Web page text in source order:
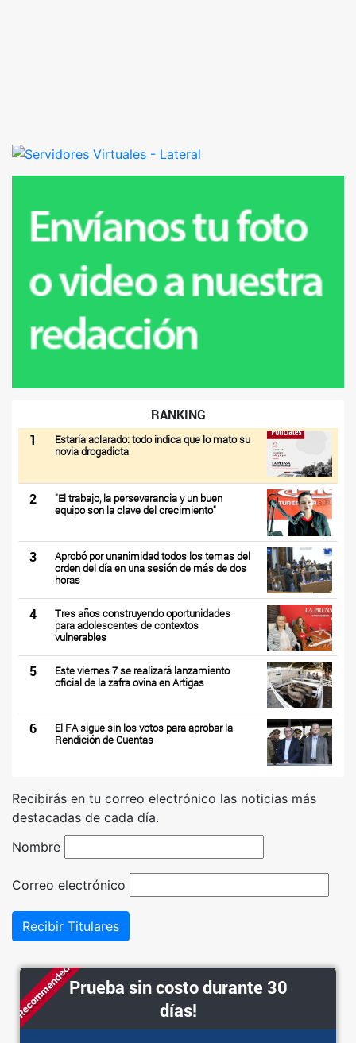
RANKING
1
Estaría aclarado: todo indica que lo mato su
novia drogadicta
2
"El trabajo, la perseverancia y un buen
equipo son la clave del crecimiento"
3
Aprobó por unanimidad todos los temas del
orden del día en una sesión de más de dos
horas
4
Tres años construyendo oportunidades
para adolescentes de contextos
vulnerables
5
Este viernes 7 se realizará lanzamiento
oficial de la zafra ovina en Artigas
6
El FA sigue sin los votos para aprobar la
Rendición de Cuentas
Recibirás en tu correo electrónico las noticias más
destacadas de cada día.
Nombre
Correo electrónico
Recibir Titulares
RecommendedPrueba sin costo durante 30
días!